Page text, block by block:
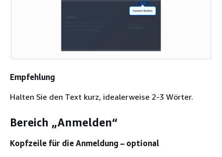
Empfehlung
Halten Sie den Text kurz, idealerweise 2-3 Wörter.
Bereich „Anmelden“
Kopfzeile für die Anmeldung – optional